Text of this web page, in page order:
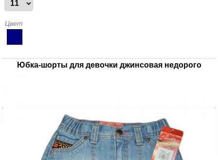
Цвет
Юбка-шорты для девочки джинсовая недорого